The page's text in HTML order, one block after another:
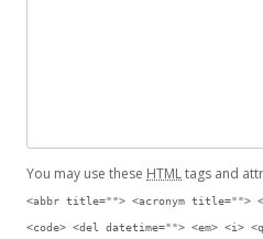
You may use these HTMLtags and
<abbr title=""> <acronym title="">
<code> <del datetime=""> <em> <i>